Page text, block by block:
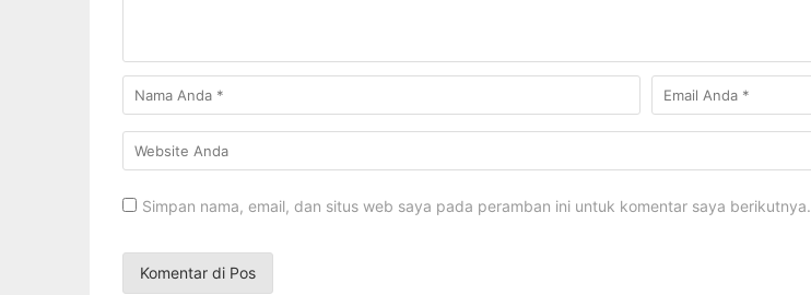
Simpan nama, email, dan situs web saya pada peramban ini untuk komentar saya berikutnya.